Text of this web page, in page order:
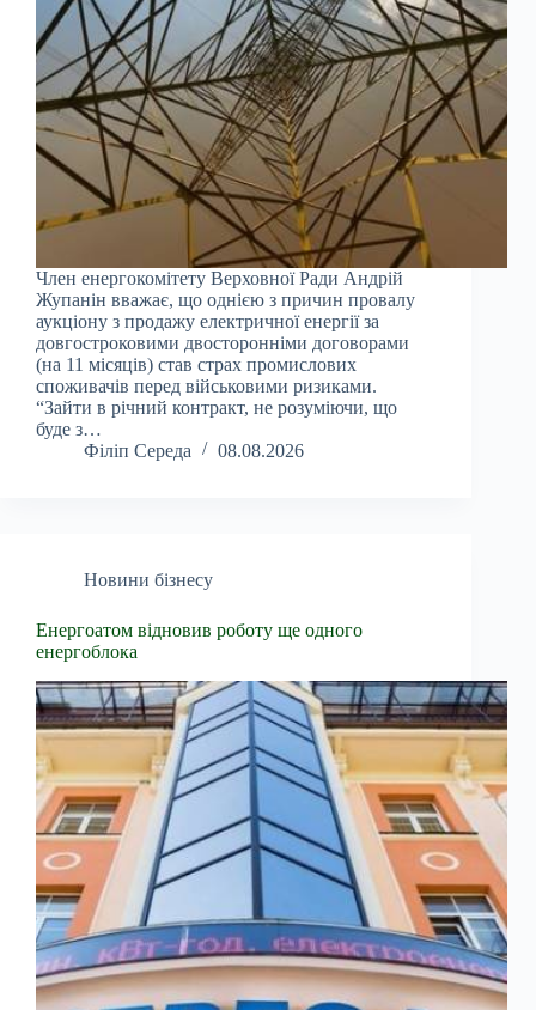
Член енергокомітету Верховної Ради Андрій
Жупанін вважає, що однією з причин провалу
аукціону з продажу електричної енергії за
довгостроковими двосторонніми договорами
(на 11 місяців) став страх промислових
споживачів перед військовими ризиками.
“Зайти в річний контракт, не розуміючи, що
буде з…
Філіп Середа
08.08.2026
Новини бізнесу
Енергоатом відновив роботу ще одного
енергоблока